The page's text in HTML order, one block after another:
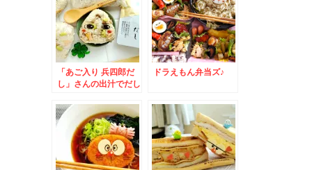
「あご入り 兵四郎だ
し」さんの出汁でだし
`*)onigiri
ドラえもん弁当ズ♪